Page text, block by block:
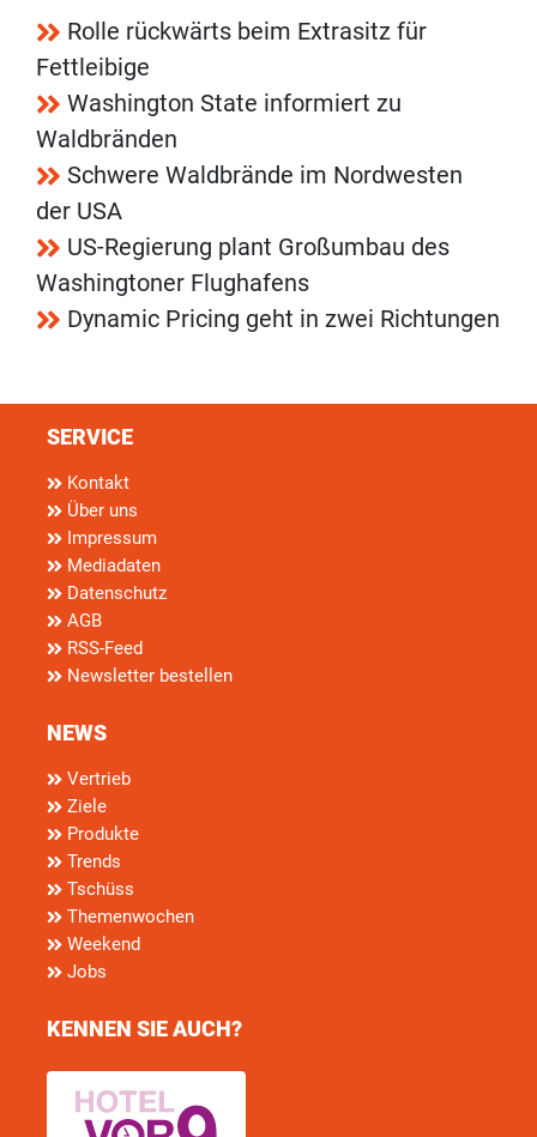
Rolle rückwärts beim Extrasitz für
Fettleibige
Washington State informiert zu
Waldbränden
Schwere Waldbrände im Nordwesten
der USA
US-Regierung plant Großumbau des
Washingtoner Flughafens
Dynamic Pricing geht in zwei Richtungen
SERVICE
Kontakt
Über uns
Impressum
Mediadaten
Datenschutz
AGB
RSS-Feed
Newsletter bestellen
NEWS
Vertrieb
Ziele
Produkte
Trends
Tschüss
Themenwochen
Weekend
Jobs
KENNEN SIE AUCH?